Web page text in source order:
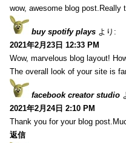
wow, awesome blog post.Really
buy spotify plays より:
2021年2月23日 12:33 PM
Wow, marvelous blog layout!
The overall look of your site is
facebook creator studio
2021年2月24日 2:10 PM
Thank you for your blog
返信